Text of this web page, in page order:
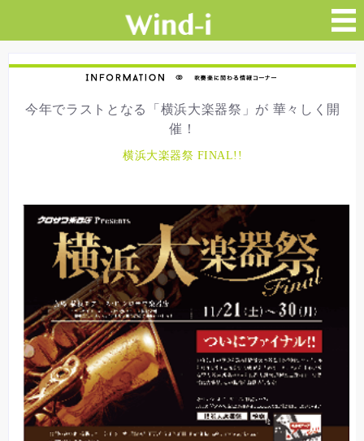
今年でラストとなる「横浜大楽器祭」が 華々しく開
催！
横浜大楽器祭 FINAL!!